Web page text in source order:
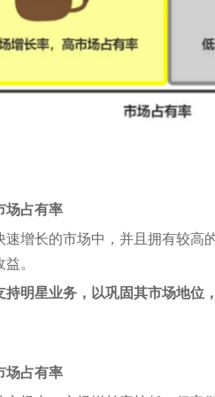
场占有率
速增长的市场中，并且拥有较高
。
明星业务，以巩固其市场地位
场占有率